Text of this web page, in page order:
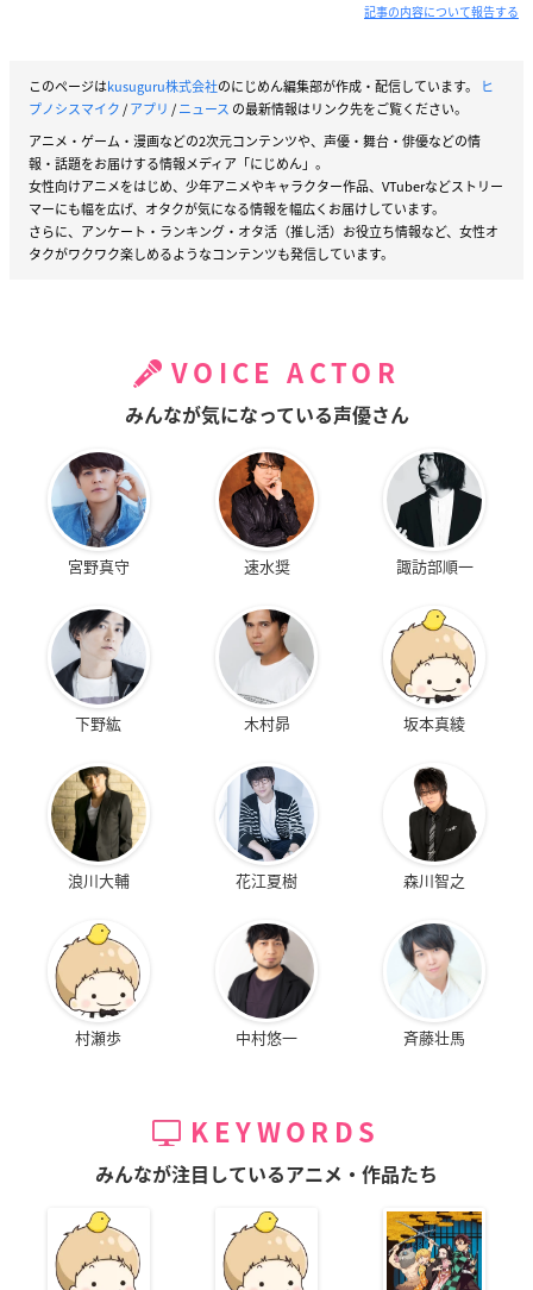
記事の内容について報告する
このページはkusuguru株式会社のにじめん編集部が作成・配信しています。
ヒ
プノシスマイク/アプリ /ニュース の最新情報はリンク先をご覧ください。
アニメ・ゲーム・漫画などの2次元コンテンツや、声優・舞台・俳優などの情
報・話題をお届けする情報メディア「にじめん」。
女性向けアニメをはじめ、少年アニメやキャラクター作品、VTuberなどストリー
マーにも幅を広げ、オタクが気になる情報を幅広くお届けしています。
さらに、アンケート・ランキング・オタ活（推し活）お役立ち情報など、女性オ
タクがワクワク楽しめるようなコンテンツも発信しています。
VOICE ACTOR
みんなが気になっている声優さん
宮野真守 速水奨 諏訪部順一
下野紘 木村昴 坂本真綾
浪川大輔 花江夏樹 森川智之
村瀬歩 中村悠一 斉藤壮馬
KEYWORDS
みんなが注目しているアニメ・作品たち